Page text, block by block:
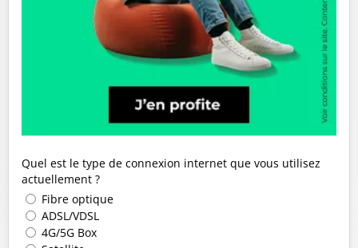
Quel est le type de connexion internet que vous utilisez
actuellement ?
Fibre optique
ADSL/VDSL
4G/5G Box